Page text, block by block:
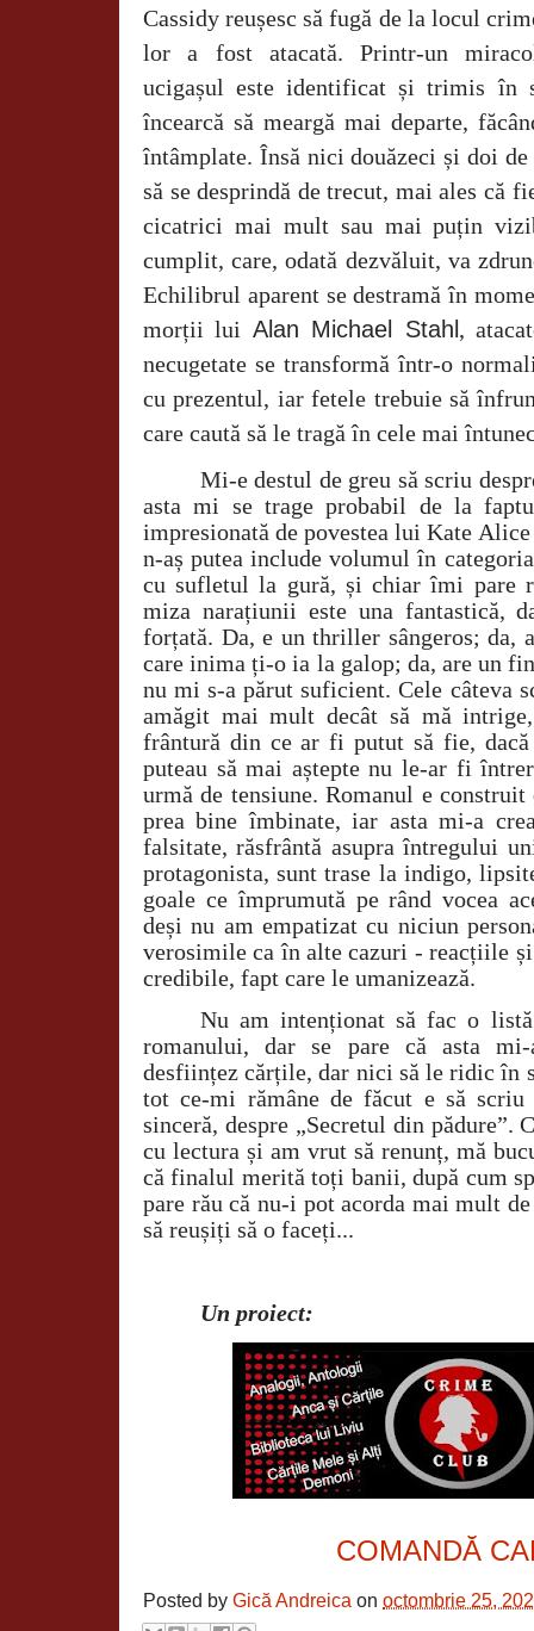
Cassidy reușesc să fugă de la locul
lor a fost atacată. Printr-un
ucigașul este identificat și trimis în
încearcă să meargă mai departe,
întâmplate. Însă nici douăzeci și doi
să se desprindă de trecut, mai ales că
cicatrici mai mult sau mai puțin
cumplit, care, odată dezvăluit, va
Echilibrul aparent se destramă în
morții lui Alan Michael Stahl,
necugetate se transformă într-o
cu prezentul, iar fetele trebuie să
care caută să le tragă în cele mai
Mi-e destul de greu să scriu
asta mi se trage probabil de la
impresionată de povestea lui Kate
n-aș putea include volumul în
cu sufletul la gură, și chiar îmi pare
miza narațiunii este una fantastică,
forțată. Da, e un thriller sângeros; da,
care inima ți-o ia la galop; da, are un
nu mi s-a părut suficient. Cele câteva
amăgit mai mult decât să mă
frântură din ce ar fi putut să fie,
puteau să mai aștepte nu le-ar fi
urmă de tensiune. Romanul e
prea bine îmbinate, iar asta mi-a
falsitate, răsfrântă asupra întregului
protagonista, sunt trase la indigo,
goale ce împrumută pe rând vocea
deși nu am empatizat cu niciun
verosimile ca în alte cazuri - reacțiile
credibile, fapt care le umanizează.
Nu am intenționat să fac o
romanului, dar se pare că asta
desființez cărțile, dar nici să le ridic în
tot ce-mi rămâne de făcut e să
sinceră, despre „Secretul din pădure”.
cu lectura și am vrut să renunț, mă
că finalul merită toți banii, după cum
pare rău că nu-i pot acorda mai mult
să reușiți să o faceți...
Un proiect:
COMANDĂ
Posted by Gică Andreica on octombrie 25,